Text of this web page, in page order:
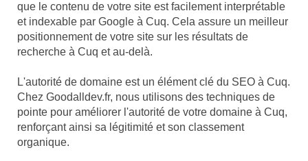
que le contenu de votre site est facilement interprétable
et indexable par Google à Cuq. Cela assure un meilleur
positionnement de votre site sur les résultats de
recherche à Cuq et au-delà.
L'autorité de domaine est un élément clé du SEO à Cuq.
Chez Goodalldev.fr, nous utilisons des techniques de
pointe pour améliorer l'autorité de votre domaine à Cuq,
renforçant ainsi sa légitimité et son classement
organique.